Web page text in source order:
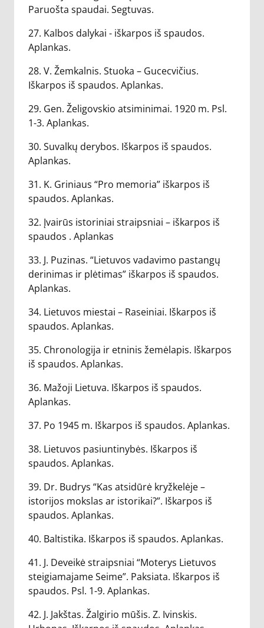
Paruošta spaudai. Segtuvas.
27. Kalbos dalykai - iškarpos iš spaudos.
Aplankas.
28. V. Žemkalnis. Stuoka – Gucecvičius.
Iškarpos iš spaudos. Aplankas.
29. Gen. Želigovskio atsiminimai. 1920 m. Psl.
1-3. Aplankas.
30. Suvalkų derybos. Iškarpos iš spaudos.
Aplankas.
31. K. Griniaus “Pro memoria” iškarpos iš
spaudos. Aplankas.
32. Įvairūs istoriniai straipsniai – iškarpos iš
spaudos . Aplankas
33. J. Puzinas. “Lietuvos vadavimo pastangų
derinimas ir plėtimas” iškarpos iš spaudos.
Aplankas.
34. Lietuvos miestai – Raseiniai. Iškarpos iš
spaudos. Aplankas.
35. Chronologija ir etninis žemėlapis. Iškarpos
iš spaudos. Aplankas.
36. Mažoji Lietuva. Iškarpos iš spaudos.
Aplankas.
37. Po 1945 m. Iškarpos iš spaudos. Aplankas.
38. Lietuvos pasiuntinybės. Iškarpos iš
spaudos. Aplankas.
39. Dr. Budrys “Kas atsidūrė kryžkelėje –
istorijos mokslas ar istorikai?”. Iškarpos iš
spaudos. Aplankas.
40. Baltistika. Iškarpos iš spaudos. Aplankas.
41. J. Deveikė straipsniai “Moterys Lietuvos
steigiamajame Seime”. Paksiata. Iškarpos iš
spaudos. Psl. 1-9. Aplankas.
42. J. Jakštas. Žalgirio mūšis. Z. Ivinskis.